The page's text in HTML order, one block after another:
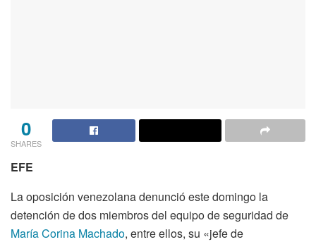
0
SHARES
EFE
La oposición venezolana denunció este domingo la
detención de dos miembros del equipo de seguridad de
María Corina Machado, entre ellos, su «jefe de